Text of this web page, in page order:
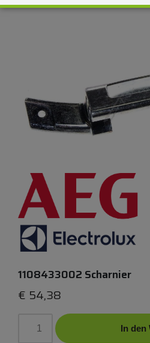
1108433002 Scharnier
€ 54,38
In den